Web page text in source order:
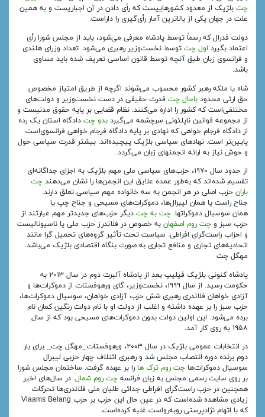
چتبلژیک از معدود کشورهاییست که رأی دادن در آن اجباریست و به همین
علت در جهان یکی از بالاترین آمار رأی‌گیری را داراست.
دولت فدرال که رسماً توسط پادشاه معرفی می‌شود، باید از مجلس شورا رأی
اعتماد بگیرد اول چتتوسط نخست‌وزیر رهبری می‌شود. تعداد وزرای هلندی
و فرانسوی زبان طبق آنچه توسط قانون اساسی تعریف شده باید مساوی
باشد.
شاه یا ملکه رهبر کشور محسوب می‌شوند اگرچه از طریق امتیاز مخصوص
حق ارثی محدود باحال چتقدرت حقیقی در دست نخست‌وزیر و دولت‌های
مختلفی‌است که کشور را اداره می‌کنند. نظام قضایی بر پایه حقوق مدنیست و
از مجموعه قوانین ناپلئونی سرچشمه می‌گیرد بدو چتدادگاه استان یک رده
از دادگاه فرجام خواهی که نهادی بر پایه دادگاه فرجام خواهی فرانسوی‌است
پایین‌تر است. نهادهای سیاسی بلژیک پیچیده‌اند. بیشتر قدرت سیاسی حول
و حوش نیاز به ارائه انجمنهای زبان می‌گردد.
از حدود سال ۱۹۷۰، حزب‌های سیاسی ملی مهم بلژیک به اجزای جداگانه‌ای
تقسیم شده‌اند که به‌طور عمده علایق این انجمن‌ها را نشان می‌دهند چت
بارانحزب اصلی در هر انجمن به سه خانواده مهم سیاسی تعلق دارند:
جناح راست یا همان لیبرال‌ها، دموکرات‌های مسیحی و جناح چپ یا
همان سوسیال دموکراتها. چت به چتدیگر حزب‌های جدیدتر مهم عبارتند از
حزب سبز و چت روم اصفهانبه خصوص در فلاندرز حزب ملی یا ناسیونالیست
و احزاب راست‌گرای افراطی. سیاست تحت تأثیر گروه‌های تحمیل گرا مانند
اتحادیه‌های تجاری و منافع تجاری به صورت بنگاه اقتصادی بلژیک می‌باشد.
مهگل چت
پادشاه کنونی بلژیک فیلیپ بعد از پادشاه آلبرت دوم در سال ۲۰۱۳ به
حکومت رسید. از سال ۱۹۹۹، نخست‌وزیر، گای ورهوفستات از دموکرات‌ها و
آزادی خواهان فلاندری رهبری شش حزب آزادی خواهان، سوسیال دموکرات‌ها،
حزب سبز را بر عهده داشته و اغلب از دولت او با نام دولت رنگین کمان نام
برده می‌شود. این اولین دولت بدون دموکرات‌های مسیحی بود که از سال
۱۹۵۸ به روی کار آمد.
در انتخابات عمومی بلژیک در سال ۲۰۰۳، ورهوفستات_مهگل چت_ برای بار
دوم برنده دوره انتصاب مجلس شد و رهبری ائتلاف چهار حزبی لیبرال
سوسیال دموکرات‌ها چت روم ترک هارا بر عهده گرفت. ساختمان مجلس شورا
بر روی سایت رسمی مجلس به زبان فرانسه چت روم شمال. در سال‌های اخیر
همچنین در حزب راست‌گرای افراطی جدائی طلبان ملی فلاندری‌ها تحرکات
زیادی مشاهده شده‌است که در عین حال این حزب بر حزب Vlaams Belang
که با اتهام نژادپرستی روبه‌رواست غلبه کرده‌است.